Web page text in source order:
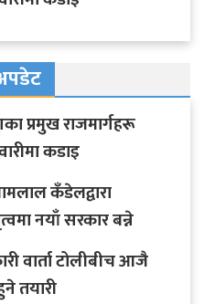
प्रमुख राजमार्गहरू
कडाइ
कँडेलद्वारा
नयाँ सरकार बन्ने
वार्ता टोलीबीच आजै
तयारी